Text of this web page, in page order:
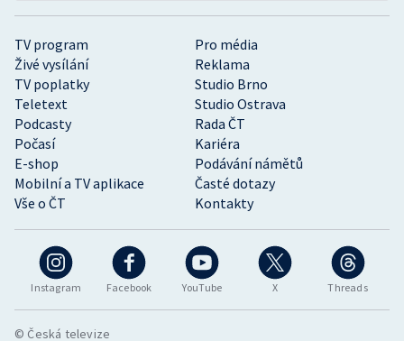
Instagram Facebook YouTube X Threads
TV program
Pro média
Živé vysílání
Reklama
TV poplatky
Studio Brno
Teletext
Studio Ostrava
Podcasty
Rada ČT
Počasí
Kariéra
E-shop
Podávání námětů
Mobilní a TV aplikace
Časté dotazy
Vše o ČT
Kontakty
© Česká televize